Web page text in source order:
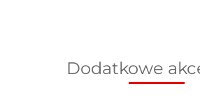
Dodatkowe